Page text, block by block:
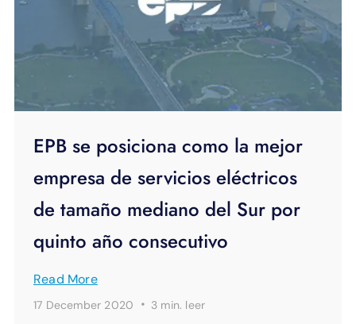
EPB se posiciona como la mejor
empresa de servicios eléctricos
de tamaño mediano del Sur por
quinto año consecutivo
Read More
17 December 2020 · 3 min. leer